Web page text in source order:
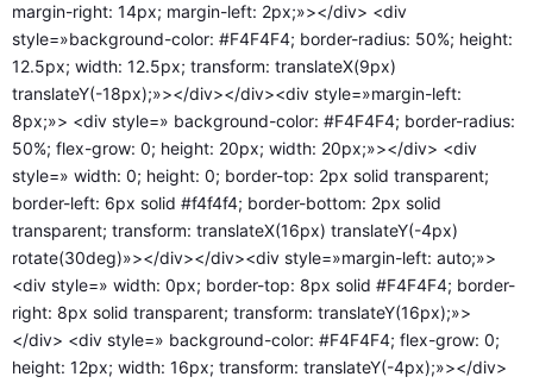
margin-right: 14px; margin-left: 2px;»></div> <div
style=»background-color: #F4F4F4; border-radius: 50%; height:
12.5px; width: 12.5px; transform: translateX(9px)
translateY(-18px);»></div></div><div style=»margin-left:
8px;»> <div style=» background-color: #F4F4F4; border-radius:
50%; flex-grow: 0; height: 20px; width: 20px;»></div> <div
style=» width: 0; height: 0; border-top: 2px solid transparent;
border-left: 6px solid #f4f4f4; border-bottom: 2px solid
transparent; transform: translateX(16px) translateY(-4px)
rotate(30deg)»></div></div><div style=»margin-left: auto;»>
<div style=» width: 0px; border-top: 8px solid #F4F4F4; border-
right: 8px solid transparent; transform: translateY(16px);»>
</div> <div style=» background-color: #F4F4F4; flex-grow: 0;
height: 12px; width: 16px; transform: translateY(-4px);»></div>